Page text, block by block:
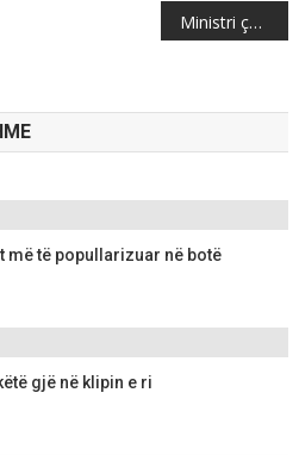
Ministri çek: Asnjë arsye për të tërhequr njohjen e Kosovës
më të popullarizuar në botë
gjë në klipin e ri